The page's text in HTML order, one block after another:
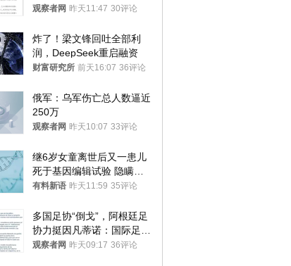
澄清，所发视频情况不属实
观察者网 昨天11:47 30评论
炸了！梁文锋回吐全部利
润，DeepSeek重启融资
财富研究所 前天16:07 36评论
俄军：乌军伤亡总人数逼近
250万
观察者网 昨天10:07 33评论
继6岁女童离世后又一患儿
死于基因编辑试验 隐瞒一
年才对外披露
有料新语 昨天11:59 35评论
多国足协“倒戈”，阿根廷足
协力挺因凡蒂诺：国际足联
今后应继续在其领导下前行
观察者网 昨天09:17 36评论